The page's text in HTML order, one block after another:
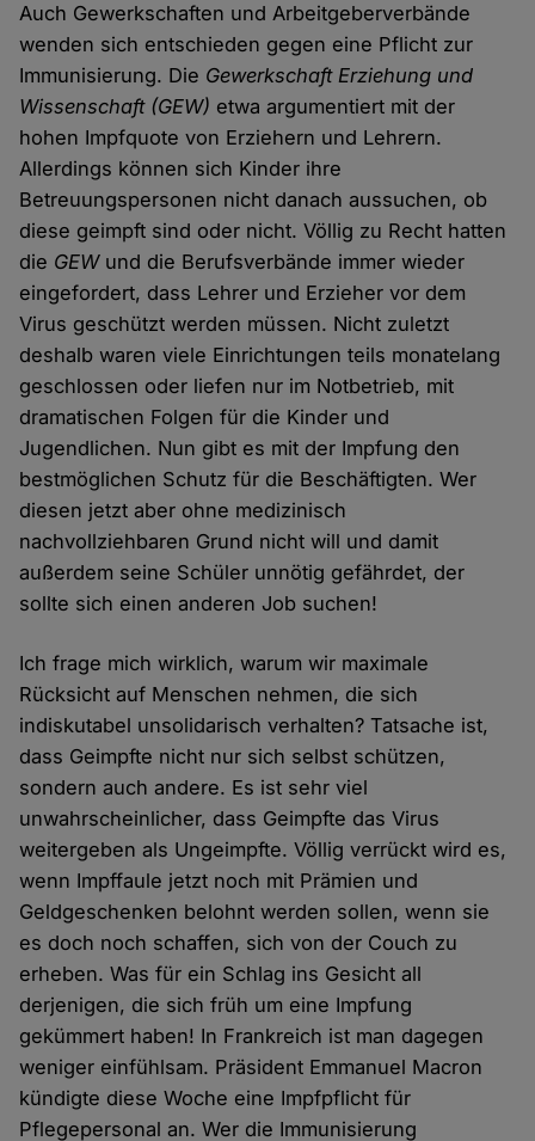
Auch Gewerkschaften und Arbeitgeberverbände
wenden sich entschieden gegen eine Pflicht zur
Immunisierung. Die Gewerkschaft Erziehung und
Wissenschaft (GEW) etwa argumentiert mit der
hohen Impfquote von Erziehern und Lehrern.
Allerdings können sich Kinder ihre
Betreuungspersonen nicht danach aussuchen, ob
diese geimpft sind oder nicht. Völlig zu Recht hatten
die GEWund die Berufsverbände immer wieder
eingefordert, dass Lehrer und Erzieher vor dem
Virus geschützt werden müssen. Nicht zuletzt
deshalb waren viele Einrichtungen teils monatelang
geschlossen oder liefen nur im Notbetrieb, mit
dramatischen Folgen für die Kinder und
Jugendlichen. Nun gibt es mit der Impfung den
bestmöglichen Schutz für die Beschäftigten. Wer
diesen jetzt aber ohne medizinisch
nachvollziehbaren Grund nicht will und damit
außerdem seine Schüler unnötig gefährdet, der
sollte sich einen anderen Job suchen!
Ich frage mich wirklich, warum wir maximale
Rücksicht auf Menschen nehmen, die sich
indiskutabel unsolidarisch verhalten? Tatsache ist,
dass Geimpfte nicht nur sich selbst schützen,
sondern auch andere. Es ist sehr viel
unwahrscheinlicher, dass Geimpfte das Virus
weitergeben als Ungeimpfte. Völlig verrückt wird es,
wenn Impffaule jetzt noch mit Prämien und
Geldgeschenken belohnt werden sollen, wenn sie
es doch noch schaffen, sich von der Couch zu
erheben. Was für ein Schlag ins Gesicht all
derjenigen, die sich früh um eine Impfung
gekümmert haben! In Frankreich ist man dagegen
weniger einfühlsam. Präsident Emmanuel Macron
kündigte diese Woche eine Impfpflicht für
Pflegepersonal an. Wer die Immunisierung